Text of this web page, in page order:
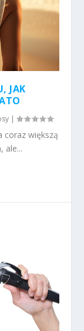
JAK
|
coraz większą
ale...